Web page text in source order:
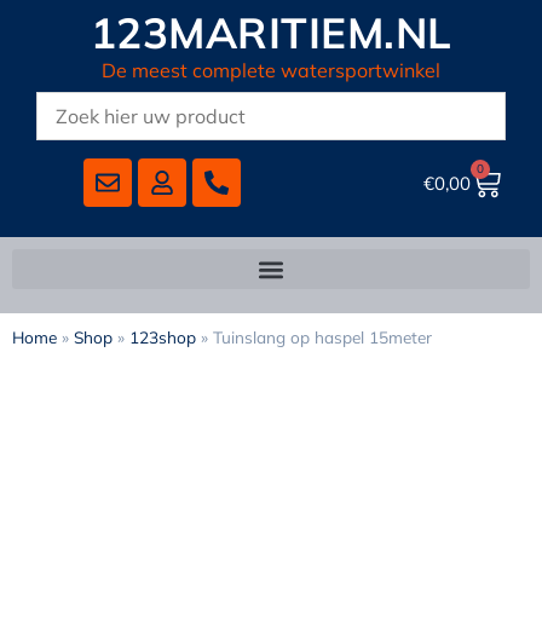
123MARITIEM.NL
De meest complete watersportwinkel
€0,00
0
Home » Shop » 123shop » Tuinslang op haspel 15meter